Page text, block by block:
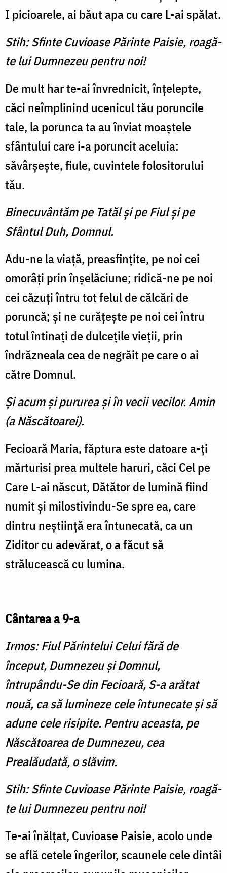
I picioarele, ai băut apa cu care L-ai spălat.
Stih: Sfinte Cuvioase Părinte Paisie, roagă-
te lui Dumnezeu pentru noi!
De mult har te-ai învrednicit, înţelepte,
căci neîmplinind ucenicul tău poruncile
tale, la porunca ta au înviat moaştele
sfântului care i-a poruncit aceluia:
săvârşeşte, fiule, cuvintele folositorului
tău.
Binecuvântăm pe Tatăl şi pe Fiul şi pe
Sfântul Duh, Domnul.
Adu-ne la viaţă, preasfinţite, pe noi cei
omorâţi prin înşelăciune; ridică-ne pe noi
cei căzuţi întru tot felul de călcări de
poruncă; şi ne curăţeşte pe noi cei întru
totul întinaţi de dulceţile vieţii, prin
îndrăzneala cea de negrăit pe care o ai
către Domnul.
Şi acum şi pururea şi în vecii vecilor. Amin
(a Născătoarei).
Fecioară Maria, făptura este datoare a-ţi
mărturisi prea multele haruri, căci Cel pe
Care L-ai născut, Dătător de lumină fiind
numit şi milostivindu-Se spre ea, care
dintru neştiinţă era întunecată, ca un
Ziditor cu adevărat, o a făcut să
strălucească cu lumina.
Cântarea a 9-a
Irmos: Fiul Părintelui Celui fără de
început, Dumnezeu şi Domnul,
întrupându-Se din Fecioară, S-a arătat
nouă, ca să lumineze cele întunecate şi să
adune cele risipite. Pentru aceasta, pe
Născătoarea de Dumnezeu, cea
Prealăudată, o slăvim.
Stih: Sfinte Cuvioase Părinte Paisie, roagă-
te lui Dumnezeu pentru noi!
Te-ai înălţat, Cuvioase Paisie, acolo unde
se află cetele îngerilor, scaunele cele dintâi